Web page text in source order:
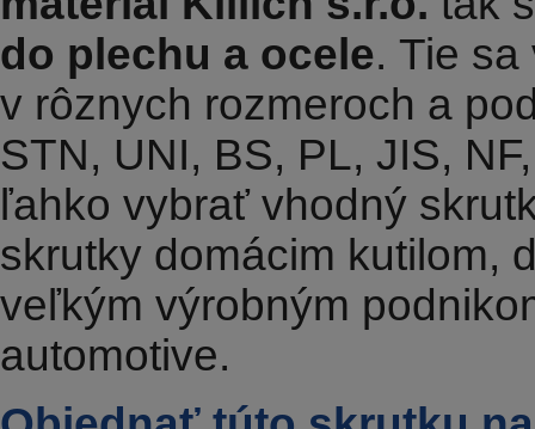
do plechu a ocele. Tie
v rôznych rozmeroch a
STN, UNI, BS, PL, JIS,
ľahko vybrať vhodný
skrutky domácim kutilom,
veľkým výrobným
automotive.